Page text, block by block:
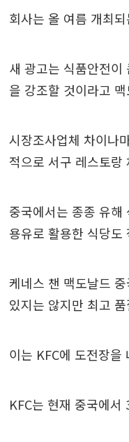
회사는 올 여름 개최
새 광고는 식품안전이
을 강조할 것이라고
시장조사업체 차이나
적으로 서구 레스토랑
중국에서는 종종 유해
용유로 활용한 식당도
케네스 챈 맥도날드
있지는 않지만 최고
이는 KFC에 도전장을
KFC는 현재 중국에